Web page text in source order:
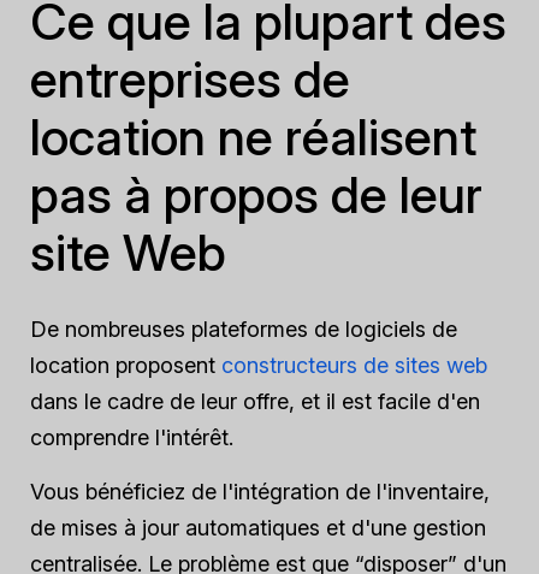
Ce que la plupart des
entreprises de
location ne réalisent
pas à propos de leur
site Web
De nombreuses plateformes de logiciels de
location proposent constructeurs de sites web
dans le cadre de leur offre, et il est facile d'en
comprendre l'intérêt.
Vous bénéficiez de l'intégration de l'inventaire,
de mises à jour automatiques et d'une gestion
centralisée. Le problème est que “disposer” d'un